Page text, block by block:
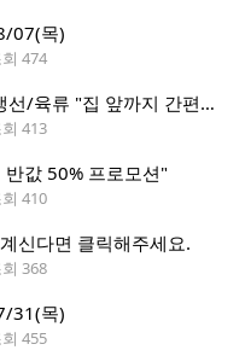
07(목)
474
시애틀 프리미엄 사시미/구이용 생선/육류 "집 앞까지 간편하게" – 영오션닷컴
413
값 50% 프로모션"
410
신다면 클릭해주세요.
368
31(목)
455